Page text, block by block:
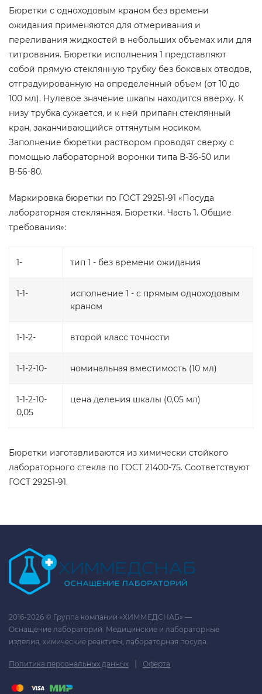
Бюретки с одноходовым краном без времени
ожидания применяются для отмеривания и
переливания жидкостей в небольших объемах или для
титрования. Бюретки исполнения 1 представляют
собой прямую стеклянную трубку без боковых отводов,
отградуированную на определенный объем (от 10 до
100 мл). Нулевое значение шкалы находится вверху. К
низу трубка сужается, и к ней припаян стеклянный
кран, заканчивающийся оттянутым носиком.
Заполнение бюретки раствором проводят сверху с
помощью лабораторной воронки типа В-36-50 или
В-56-80.
Маркировка бюретки по ГОСТ 29251-91 «Посуда
лабораторная стеклянная. Бюретки. Часть 1. Общие
требования»:
1- тип 1 - без времени ожидания
1-1-
исполнение 1 - с прямым одноходовым
краном
1-1-2- второй класс точности
1-1-2-10- номинальная вместимость (10 мл)
1-1-2-10-
0,05
цена деления шкалы (0,05 мл)
Бюретки изготавливаются из химически стойкого
лабораторного стекла по ГОСТ 21400-75. Соответствуют
ГОСТ 29251-91.
2016-2026 © Группа компаний «ХИММЕДСНАБ» —
Оснащение лабораторий. Медицинские и лабораторные
изделия, химические реактивы, лабораторная посуда.
Политика персональных данных | Оферта